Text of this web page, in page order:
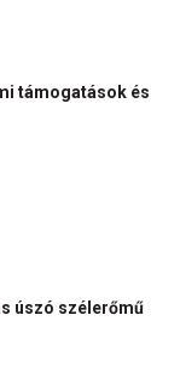
támogatások és
úszó szélerőmű